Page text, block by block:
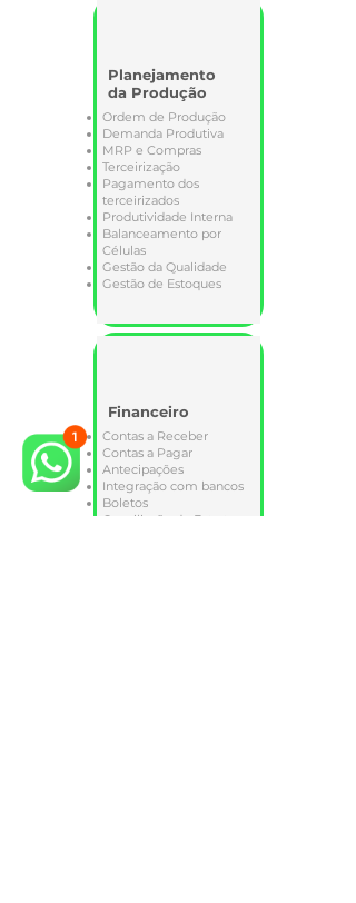
Planejamento
da Produção
Ordem de Produção
Demanda Produtiva
MRP e Compras
Terceirização
Pagamento dos
terceirizados
Produtividade Interna
Balanceamento por
Células
Gestão da Qualidade
Gestão de Estoques
Financeiro
Contas a Receber
Contas a Pagar
Antecipações
Integração com bancos
Boletos
Conciliação de Extratos